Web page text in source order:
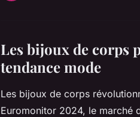
Les bijoux de corps
tendance mode
Les bijoux de corps
Euromonitor 2024, le marché